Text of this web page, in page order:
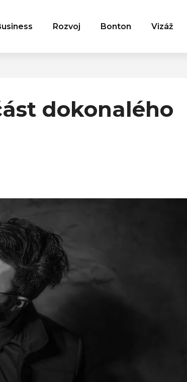
Rozvoj Bonton Vizáž
dokonalého